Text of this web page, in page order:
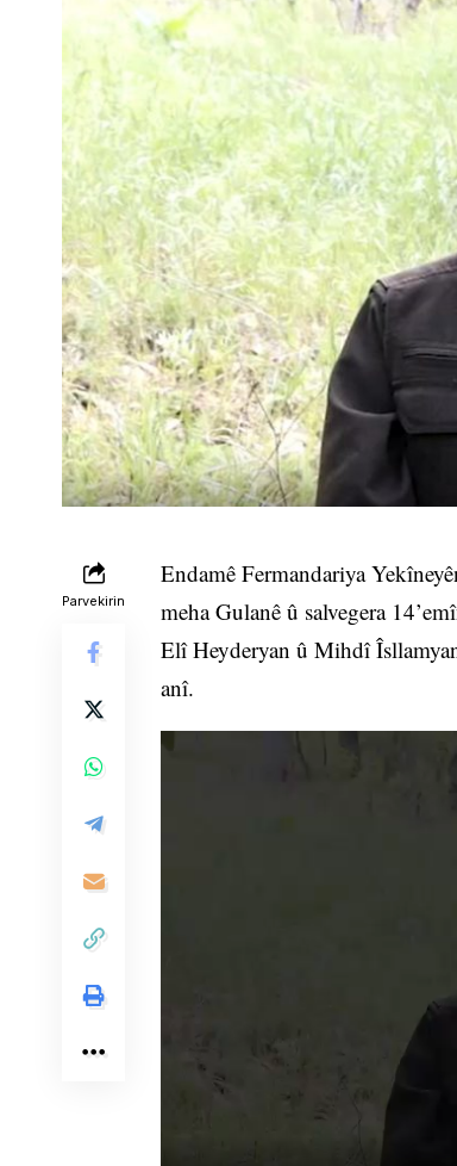
Parvekirin
Endamê Fermandariya
meha Gulanê û salvegera
Elî Heyderyan û Mihdî
anî.